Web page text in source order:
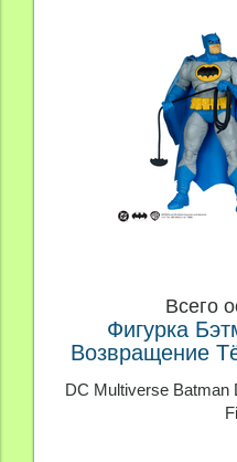
Всего
Фигурка
Возвращение
DC Multiverse Batman